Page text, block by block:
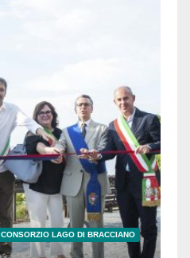
CONSORZIO LAGO DI BRACCIANO